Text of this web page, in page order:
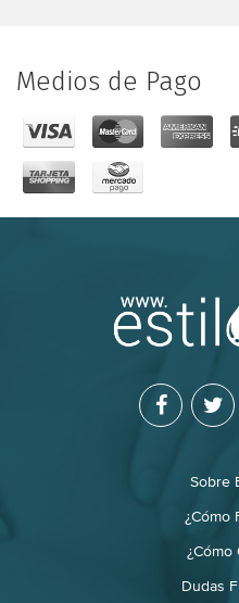
Medios de Pago
Sobre
¿Cómo
¿Cómo
Dudas